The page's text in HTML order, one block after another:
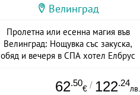
Велинград
Пролетна или есенна магия във
Велинград: Нощувка със закуска,
обяд и вечеря в СПА хотел Елбрус
62.50
€ / 122.24
лв.